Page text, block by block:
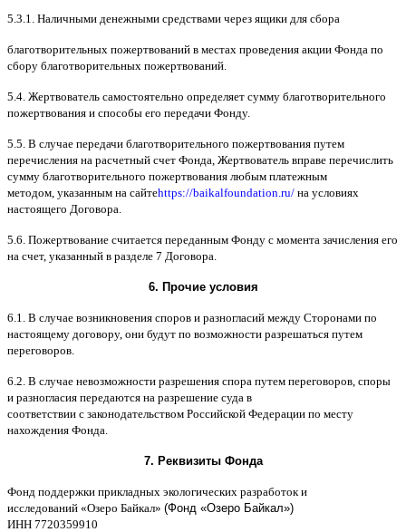
5.3.1. Наличными денежными средствами через ящики для сбора
благотворительных пожертвований в местах проведения акции Фонда по
сбору благотворительных пожертвований
5.4. Жертвователь самостоятельно определяет сумму благотворительного
пожертвования и способы его передачи Фонду.
5.5. B случае передачи благотворительного пожертвования путем
перечисления на расчетный счет Фонда Жертвователь вправе перечислить
сумму благотворительного пожертвования любым платежным
методом указанным на сайтеhttps://baikalfoundation.ru/ на условиях
настоящего Договора
5.6. Пожертвование считается переданным Фонду с момента зачисления его
на счет, указанный в разделе 7 Договора
6. Прочие условия
6.1. B случае возникновения споров и разногласий между Сторонами по
настоящему договору, они будут по возможности разрешаться путем
переговоров
6.2. B случае невозможности разрешения спора путем переговоров споры
и разногласия передаются на разрешение суда в
соответствии c законодательством Российской Федерации по месту
нахождения Фонда
7. Реквизиты Фонда
Фонд поддержки прикладных экологических разработок и
исследований «Озеро Байкал» (Фонд «Озеро Байкал»)
ИНН 7720359910